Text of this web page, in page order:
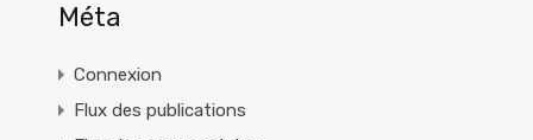
Méta
Connexion
Flux des publications